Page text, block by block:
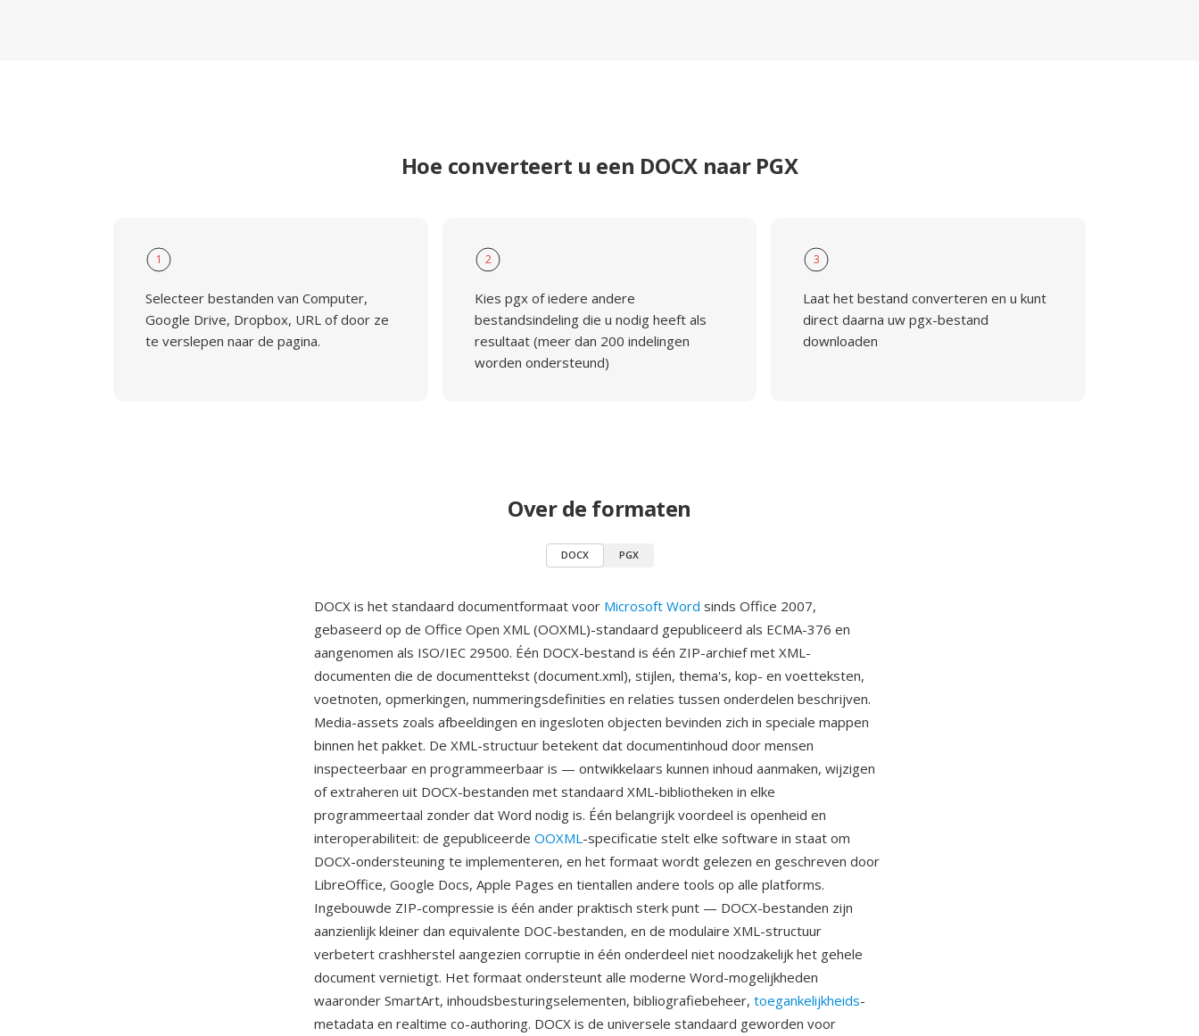
Hoe converteert u een DOCX naar PGX
1
Selecteer bestanden van Computer,
Google Drive, Dropbox, URL of door ze
te verslepen naar de pagina.
2
Kies pgx of iedere andere
bestandsindeling die u nodig heeft als
resultaat (meer dan 200 indelingen
worden ondersteund)
3
Laat het bestand converteren en u kunt
direct daarna uw pgx-bestand
downloaden
Over de formaten
DOCX PGX
DOCX is het standaard documentformaat voor Microsoft Word sinds Office 2007,
gebaseerd op de Office Open XML (OOXML)-standaard gepubliceerd als ECMA-376 en
aangenomen als ISO/IEC 29500. Één DOCX-bestand is één ZIP-archief met XML-
documenten die de documenttekst (document.xml), stijlen, thema's, kop- en voetteksten,
voetnoten, opmerkingen, nummeringsdefinities en relaties tussen onderdelen beschrijven.
Media-assets zoals afbeeldingen en ingesloten objecten bevinden zich in speciale mappen
binnen het pakket. De XML-structuur betekent dat documentinhoud door mensen
inspecteerbaar en programmeerbaar is — ontwikkelaars kunnen inhoud aanmaken, wijzigen
of extraheren uit DOCX-bestanden met standaard XML-bibliotheken in elke
programmeertaal zonder dat Word nodig is. Één belangrijk voordeel is openheid en
interoperabiliteit: de gepubliceerde OOXML-specificatie stelt elke software in staat om
DOCX-ondersteuning te implementeren, en het formaat wordt gelezen en geschreven door
LibreOffice, Google Docs, Apple Pages en tientallen andere tools op alle platforms.
Ingebouwde ZIP-compressie is één ander praktisch sterk punt — DOCX-bestanden zijn
aanzienlijk kleiner dan equivalente DOC-bestanden, en de modulaire XML-structuur
verbetert crashherstel aangezien corruptie in één onderdeel niet noodzakelijk het gehele
document vernietigt. Het formaat ondersteunt alle moderne Word-mogelijkheden
waaronder SmartArt, inhoudsbesturingselementen, bibliografiebeheer, toegankelijkheids-
metadata en realtime co-authoring. DOCX is de universele standaard geworden voor